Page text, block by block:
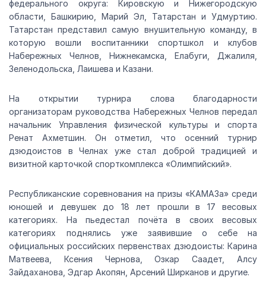
федерального округа: Кировскую и Нижегородскую
области, Башкирию, Марий Эл, Татарстан и Удмуртию.
Татарстан представил самую внушительную команду, в
которую вошли воспитанники спортшкол и клубов
Набережных Челнов, Нижнекамска, Елабуги, Джалиля,
Зеленодольска, Лаишева и Казани.
На открытии турнира слова благодарности
организаторам руководства Набережных Челнов передал
начальник Управления физической культуры и спорта
Ренат Ахметшин. Он отметил, что осенний турнир
дзюдоистов в Челнах уже стал доброй традицией и
визитной карточкой спорткомплекса «Олимпийский».
Республиканские соревнования на призы «КАМАЗа» среди
юношей и девушек до 18 лет прошли в 17 весовых
категориях. На пьедестал почёта в своих весовых
категориях поднялись уже заявившие о себе на
официальных российских первенствах дзюдоисты: Карина
Матвеева, Ксения Чернова, Озкар Саадет, Алсу
Зайдаханова, Эдгар Акопян, Арсений Ширканов и другие.